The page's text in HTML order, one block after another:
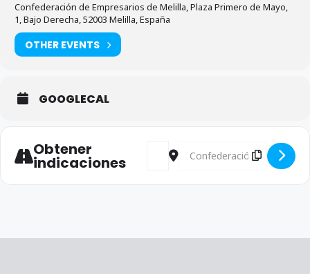
Confederación de Empresarios de Melilla, Plaza Primero de Mayo,
1, Bajo Derecha, 52003 Melilla, España
OTHER EVENTS
GOOGLECAL
Obtener
indicaciones
Address - Reunión con ACEFOME
Destination Address -